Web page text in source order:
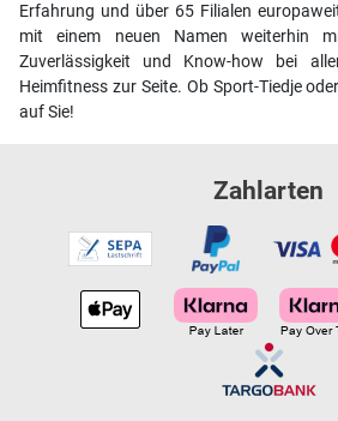
Erfahrung und über 65 Filialen
mit einem neuen Namen weiterhin
Zuverlässigkeit und Know-how bei
Heimfitness zur Seite. Ob Sport-Tiedje
auf Sie!
Zahlarten